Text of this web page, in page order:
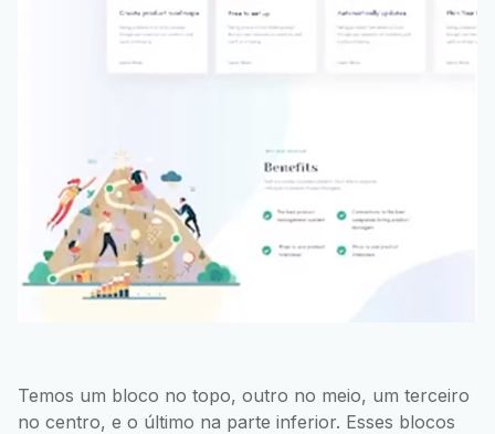
Temos um bloco no topo, outro no meio, um terceiro
no centro, e o último na parte inferior. Esses blocos